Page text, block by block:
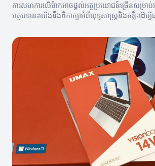
ការសហការលើម៉ាកអាចផ្តល់អត្ថប្រយោជន៍ច្រើនសម្រាប់
អត្ថបទនេះយើងនឹងពិភាក្សាអំពីយុទ្ធសាស្ត្រនិងគន្លឹះដើម្បីធ